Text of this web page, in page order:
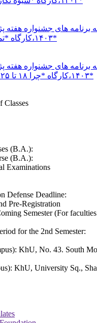
برنامه های جشنواره
۱۴۰۳،کارگاه *تمرین مشاوره فلسفی*
برنامه های جشنواره
۱۴۰۳،کارگاه *چرا ۱۸ تا ۲۵ سالگی سخت است؟*
Classes
(B.A.):
(B.A.):
Examinations
Defense Deadline:
Pre-Registration
Semester (For
for the 2nd Semester:
KhU, No. 43. South
KhU, University Sq.,